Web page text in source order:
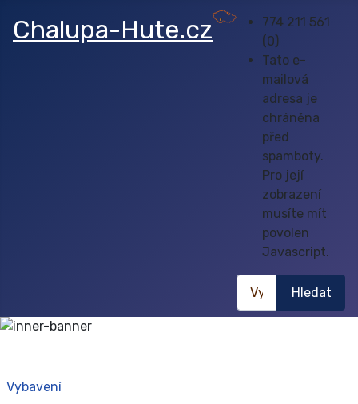
Chalupa-Hute.cz
774 211 561
(0)
Tato e-
mailová
adresa je
chráněna
před
spamboty.
Pro její
zobrazení
musíte mít
povolen
Javascript.
Hledat
Hledat
Vybavení